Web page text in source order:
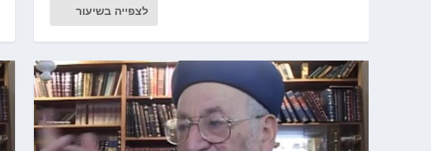
לצפייה בשיעור